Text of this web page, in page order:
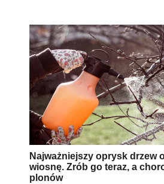
Najważniejszy oprysk drzew
wiosnę. Zrób go teraz, a
plonów